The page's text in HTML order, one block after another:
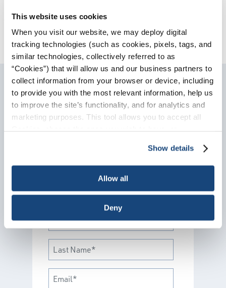
This website uses cookies
When you visit our website, we may deploy digital
tracking technologies (such as cookies, pixels, tags, and
similar technologies, collectively referred to as
“Cookies”) that will allow us and our business partners to
collect information from your browser or device, including
to provide you with the most relevant information, help us
to improve the site’s functionality, and for analytics and
marketing purposes. This tool allows you to accept all
necessary cookies, which cannot be deactivated). The
choice is yours.
Show details
Allow all
Deny
системы с целью подтвердить соблюдение
применимых программных требований.
Sign-Up for Updates
interest. We will send you
updates and information on the
subjects you choose.